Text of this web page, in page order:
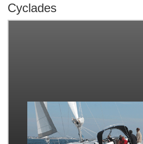
Cyclades